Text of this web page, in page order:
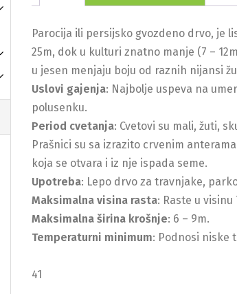
Parocija ili persijsko gvozdeno drvo, je
25m, dok u kulturi znatno manje (7 –
u jesen menjaju boju od raznih nijansi
Uslovi gajenja: Najbolje uspeva na
polusenku.
Period cvetanja: Cvetovi su mali, žuti,
Prašnici su sa izrazito crvenim
koja se otvara i iz nje ispada seme.
Upotreba: Lepo drvo za travnjake,
Maksimalna visina rasta: Raste u visinu
Maksimalna širina krošnje: 6 – 9m.
Temperaturni minimum: Podnosi niske
41